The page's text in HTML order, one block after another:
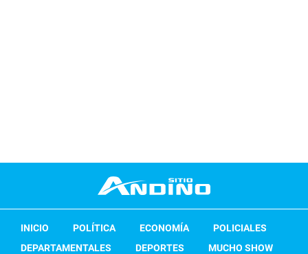
INICIO POLÍTICA ECONOMÍA
POLICIALES
DEPARTAMENTALES
DEPORTES
MUCHO SHOW